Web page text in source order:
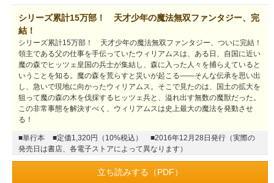
シリーズ累計15万部！ 天才少年の魔法無双ファンタジー、完
結！
シリーズ累計15万部！ 天才少年の魔法無双ファンタジー、ついに完結！
領主である父の仕事を手伝っていたウィリアムスは、ある日、自国に近い
魔の森でヒッツェ皇国の兵士が集結し、森に入った人々を捕らえていると
いうことを知る。魔の森を荒らすと災いが起こる――そんな伝承を思い出
し、急いで現地に向かったウィリアムス。そこで見たのは、国土の拡大を
狙って魔の森の木を伐採するヒッツェ兵と、溢れ出す無数の魔獣だった。
この非常事態を解決すべく、ウィリアムスは史上最大の魔法を発動させ
る！
■単行本 ■定価1,320円（10%税込）
■2016年12月28日発行（実際の
発売日は書店、各電子ストアによって異なります）
立ち読みする（PDF）